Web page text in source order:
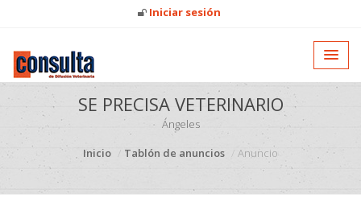
Iniciar sesión
SE PRECISA VETERINARIO
Ángeles
Inicio
Tablón de anuncios Anuncio